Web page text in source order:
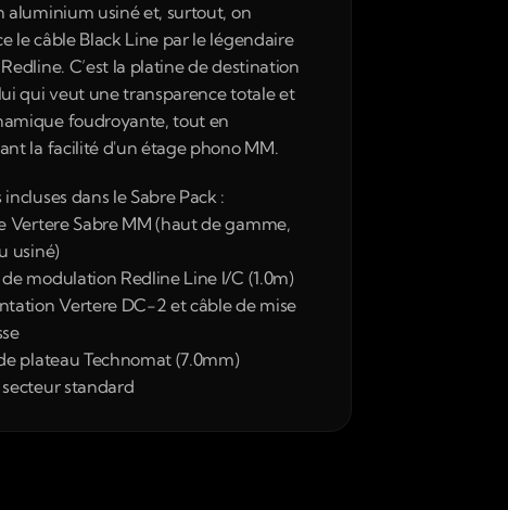
aluminium usiné et, surtout, on
le câble Black Line par le légendaire
C’est la platine de destination
qui veut une transparence totale et
foudroyante, tout en
la facilité d'un étage phono MM.
dans le Sabre Pack :
Vertere Sabre MM (haut de gamme,
usiné)
modulation Redline Line I/C (1.0m)
Vertere DC-2 et câble de mise
plateau Technomat (7.0mm)
standard